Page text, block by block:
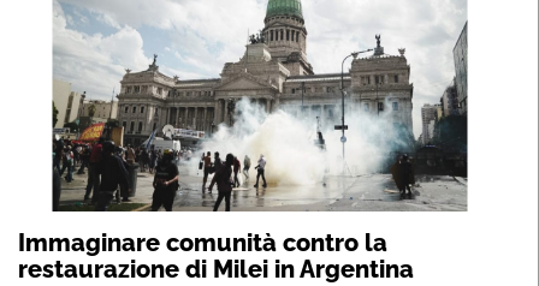
Immaginare comunità contro la
restaurazione di Milei in Argentina